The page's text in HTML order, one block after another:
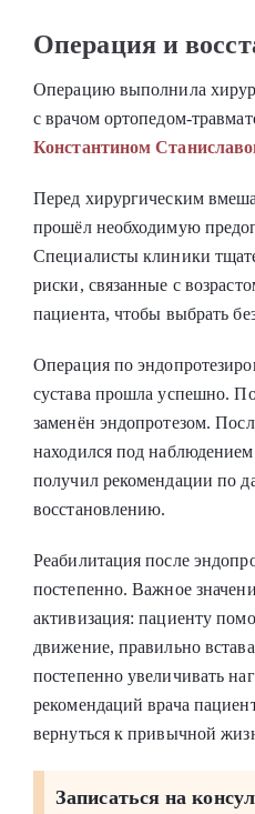
Операция и
Операцию выполнила
с врачом ортопедом-
Константином
Перед хирургическим
прошёл необходимую
Специалисты клиники
риски, связанные с
пациента, чтобы выбрать
Операция по
сустава прошла успешно.
заменён эндопротезом.
находился под
получил рекомендации по
восстановлению.
Реабилитация после
постепенно. Важное
активизация: пациенту
движение, правильно
постепенно увеличивать
рекомендаций врача
вернуться к привычной
Записаться на